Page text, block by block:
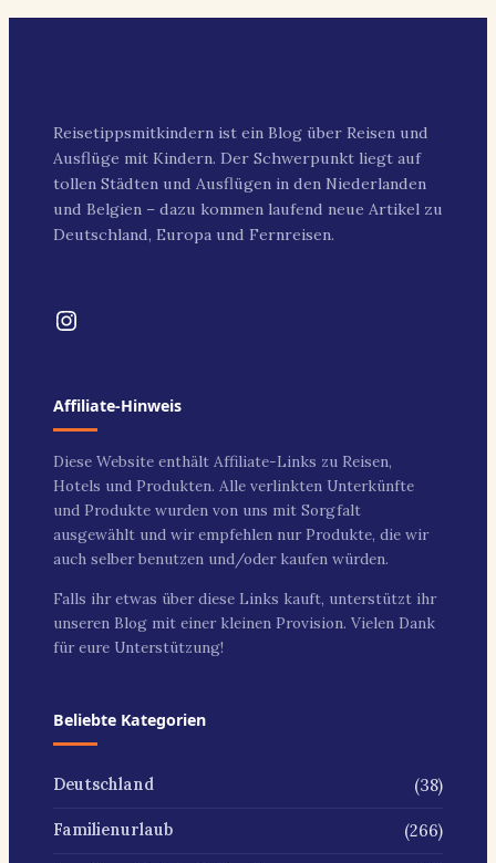
Reisetippsmitkindern ist ein Blog über Reisen und
Ausflüge mit Kindern. Der Schwerpunkt liegt auf
tollen Städten und Ausflügen in den Niederlanden
und Belgien – dazu kommen laufend neue Artikel zu
Deutschland, Europa und Fernreisen.
Instagram
Affiliate-Hinweis
Diese Website enthält Affiliate-Links zu Reisen,
Hotels und Produkten. Alle verlinkten Unterkünfte
und Produkte wurden von uns mit Sorgfalt
ausgewählt und wir empfehlen nur Produkte, die wir
auch selber benutzen und/oder kaufen würden.
Falls ihr etwas über diese Links kauft, unterstützt ihr
unseren Blog mit einer kleinen Provision. Vielen Dank
für eure Unterstützung!
Beliebte Kategorien
Deutschland (38)
Familienurlaub (266)